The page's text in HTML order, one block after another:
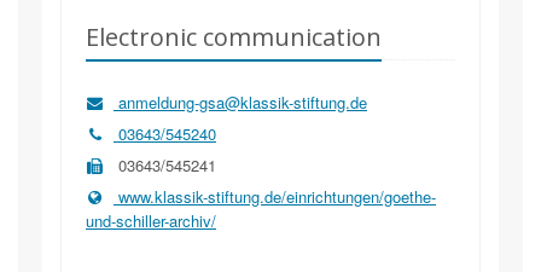
Electronic communication
anmeldung-gsa@klassik-stiftung.de
03643/545240
03643/545241
www.klassik-stiftung.de/einrichtungen/goethe-
und-schiller-archiv/